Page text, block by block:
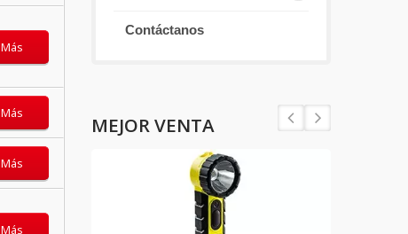
Más
Más
Más
Más
Contáctanos
MEJOR VENTA